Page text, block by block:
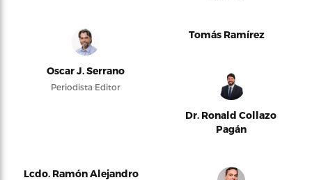
Oscar J. Serrano
Periodista Editor
Tomás Ramírez
Dr. Ronald Collazo
Pagán
Lcdo. Ramón Alejandro